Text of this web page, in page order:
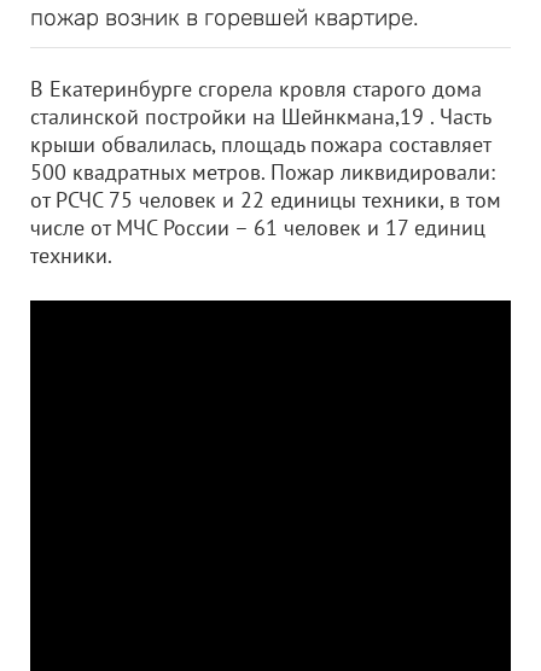
пожар возник в горевшей квартире.
В Екатеринбурге сгорела кровля старого дома
сталинской постройки на Шейнкмана,19 . Часть
крыши обвалилась, площадь пожара составляет
500 квадратных метров. Пожар ликвидировали:
от РСЧС 75 человек и 22 единицы техники, в том
числе от МЧС России – 61 человек и 17 единиц
техники.